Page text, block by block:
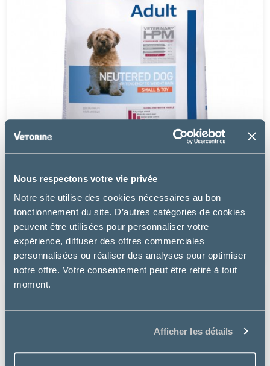
Nous respectons votre vie privée
Notre site utilise des cookies nécessaires au bon
fonctionnement du site. D’autres catégories de cookies
peuvent être utilisées pour personnaliser votre
expérience, diffuser des offres commerciales
personnalisées ou réaliser des analyses pour optimiser
notre offre. Votre consentement peut être retiré à tout
moment.
Afficher les détails
Virbac
ADULT NEUTERED DOG SMALL & TOY
6.30€